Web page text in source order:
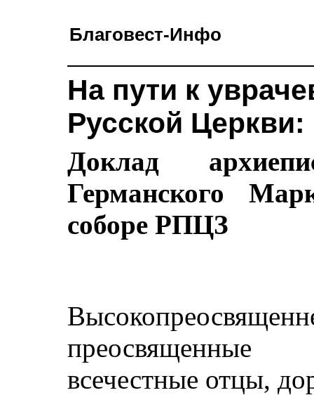
Благовест-Инфо
На пути к
Русской
Доклад
Германского
соборе РПЦЗ
преосвященные
всечестные отцы,